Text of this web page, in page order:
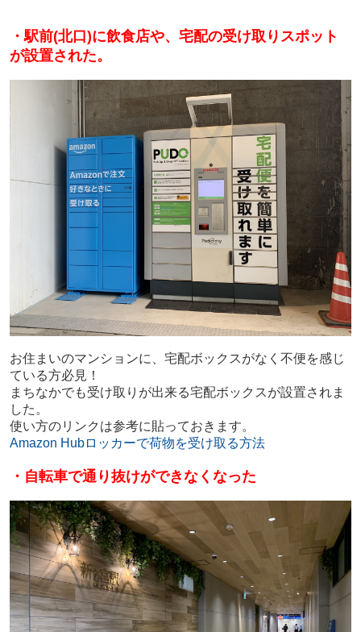
・駅前(北口)に飲食店や、宅配の受け取りスポット
が設置された。
お住まいのマンションに、宅配ボックスがなく不便を感じ
ている方必見！
まちなかでも受け取りが出来る宅配ボックスが設置されま
した。
使い方のリンクは参考に貼っておきます。
Amazon Hubロッカーで荷物を受け取る方法
・自転車で通り抜けができなくなった